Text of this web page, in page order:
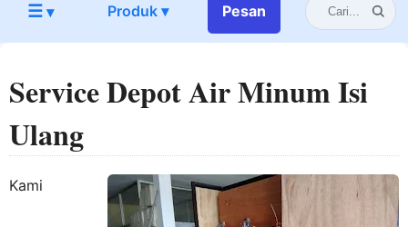
☰▾ Produk ▾ Pesan
Service Depot Air Minum Isi
Ulang
Kami